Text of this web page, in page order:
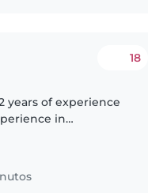
18
years of experience
in